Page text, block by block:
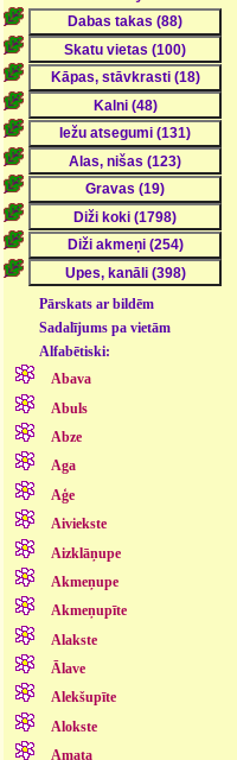
Pārskats ar bildēm
Sadalījums pa vietām
Alfabētiski:
Abava
Abuls
Abze
Aga
Aģe
Aiviekste
Aizklāņupe
Akmeņupe
Akmeņupīte
Alakste
Ālave
Alekšupīte
Alokste
Amata